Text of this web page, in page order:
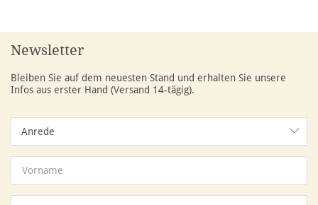
Newsletter
Bleiben Sie auf dem neuesten Stand und erhalten Sie unsere
Infos aus erster Hand (Versand 14-tägig).
Anrede